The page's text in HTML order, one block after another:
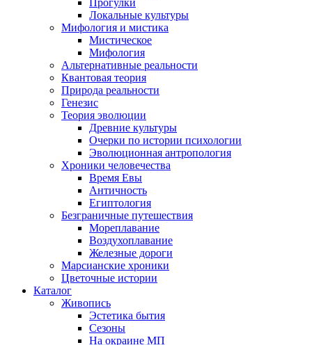
Прогулки
Локальные культуры
Мифология и мистика
Мистическое
Мифология
Альтернативные реальности
Квантовая теория
Природа реальности
Генезис
Теория эволюции
Древние культуры
Очерки по истории психологии
Эволюционная антропология
Хроники человечества
Время Евы
Античность
Египтология
Безграничные путешествия
Мореплавание
Воздухоплавание
Железные дороги
Марсианские хроники
Цветочные истории
Каталог
Живопись
Эстетика бытия
Сезоны
На окраине МП